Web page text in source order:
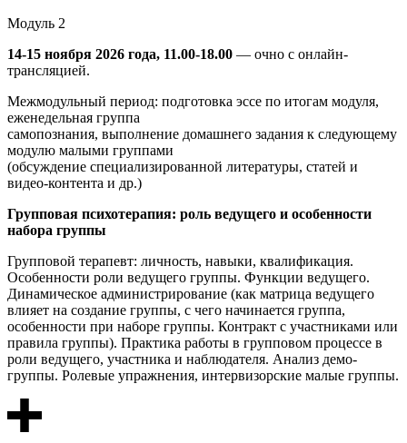
Модуль 2
14-15 ноября 2026 года, 11.00-18.00 — очно с онлайн-
трансляцией.
Межмодульный период: подготовка эссе по итогам модуля,
еженедельная группа
самопознания, выполнение домашнего задания к следующему
модулю малыми группами
(обсуждение специализированной литературы, статей и
видео-контента и др.)
Групповая психотерапия: роль ведущего и особенности
набора группы
Групповой терапевт: личность, навыки, квалификация.
Особенности роли ведущего группы. Функции ведущего.
Динамическое администрирование (как матрица ведущего
влияет на создание группы, с чего начинается группа,
особенности при наборе группы. Контракт с участниками или
правила группы). Практика работы в групповом процессе в
роли ведущего, участника и наблюдателя. Анализ демо-
группы. Ролевые упражнения, интервизорские малые группы.